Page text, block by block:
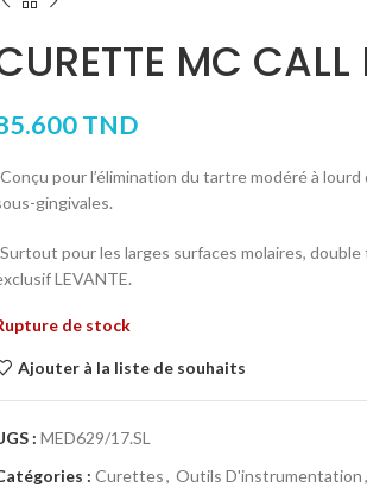
MC CALL
TND
pour l’élimination du tartre modéré à
gingivales.
pour les larges surfaces molaires,
LEVANTE.
de stock
Ajouter à la liste de souhaits
: MED629/17.SL
: Curettes, Outils D'instrumentation,